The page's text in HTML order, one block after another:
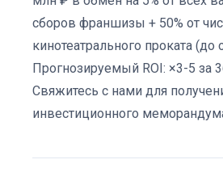
сборов франшизы + 50% от
кинотеатрального проката (до
Прогнозируемый ROI: ×3-5 за
Свяжитесь с нами для
инвестиционного